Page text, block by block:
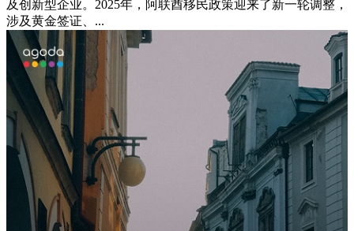
及创新型企业。2025年，阿联酋移民政策迎来了新一轮调整，
涉及黄金签证、...